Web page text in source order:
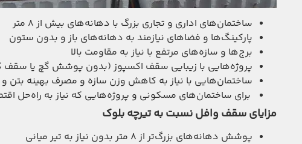
ساختمان‌های اداری و تجاری بزرگ با دهانه‌های بیش از ۸ متر
پارکینگ‌ها و فضاهای نیازمند به دهانه‌های باز و بدون ستون
برج‌ها و سازه‌های مرتفع با نیاز به مقاومت بالا
پروژه‌هایی با زیبایی سقف اکسپوز (بدون پوشش گچ یا سقف
ساختمان‌هایی با نیاز به کاهش وزن سازه و مصرف بهینه بتن و
برای ساختمان‌های مسکونی و پروژه‌هایی که نیاز به راه‌حل
مزایای سقف وافل نسبت به تیرچه بلوک
پوشش دهانه‌های بزرگ‌تر از ۸ متر بدون نیاز به تیر میانی